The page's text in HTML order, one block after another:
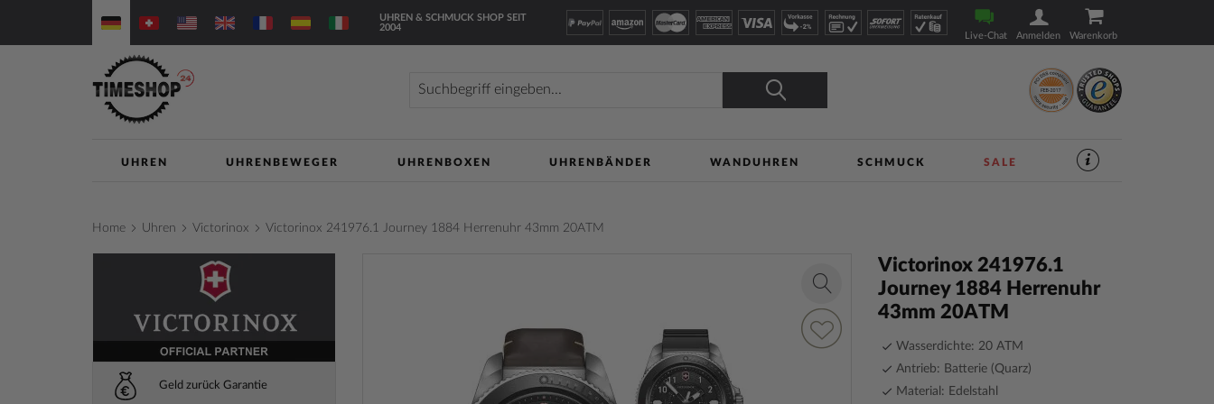
zum
UHREN & SCHMUCK SHOP SEIT
2004
Live-Chat Anmelden Warenkorb
Suche
UHREN UHRENBEWEGER UHRENBOXEN UHRENBÄNDER WANDUHREN SCHMUCK SALE
SERVICES
Home Uhren Victorinox Victorinox 241976.1 Journey 1884 Herrenuhr 43mm 20ATM
Geld zurück Garantie
Zoom
in
Zur
Wunschliste
Victorinox 241976.1
Journey 1884 Herrenuhr
43mm 20ATM
Wasserdichte: 20 ATM
Antrieb: Batterie (Quarz)
Material: Edelstahl